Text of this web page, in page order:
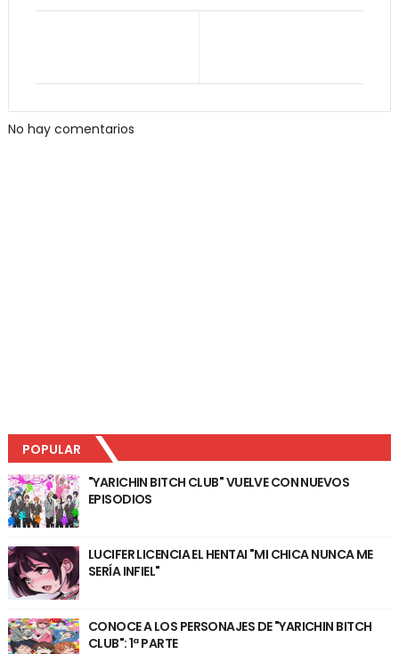
No hay comentarios
POPULAR
"YARICHIN BITCH CLUB" VUELVE CON NUEVOS
EPISODIOS
LUCIFER LICENCIA EL HENTAI "MI CHICA NUNCA ME
SERÍA INFIEL"
CONOCE A LOS PERSONAJES DE "YARICHIN BITCH
CLUB": 1ª PARTE